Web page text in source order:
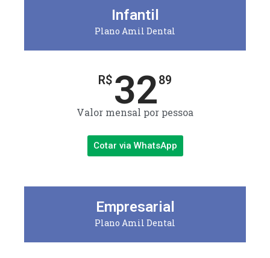
Infantil
Plano Amil Dental
R$ 3289
Valor mensal por pessoa
Cotar via WhatsApp
Empresarial
Plano Amil Dental